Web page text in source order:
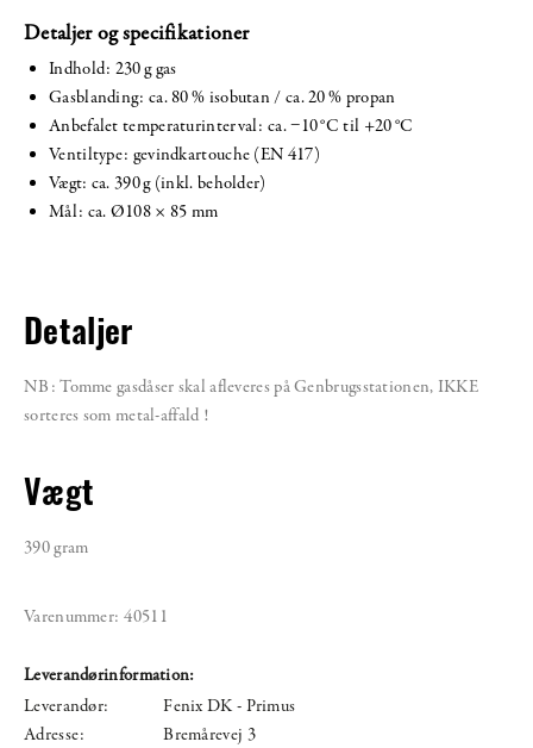
Detaljer og specifikationer
Indhold: 230 g gas
Gasblanding: ca. 80 % isobutan / ca. 20 % propan
Anbefalet temperaturinterval: ca. −10 °C til +20 °C
Ventiltype: gevindkartouche (EN 417)
Vægt: ca. 390 g (inkl. beholder)
Mål: ca. Ø108 × 85 mm
Detaljer
NB: Tomme gasdåser skal afleveres på Genbrugsstationen, IKKE
sorteres som metal-affald !
Vægt
390 gram
Varenummer: 40511
Leverandørinformation:
Leverandør:
Fenix DK - Primus
Adresse:
Bremårevej 3